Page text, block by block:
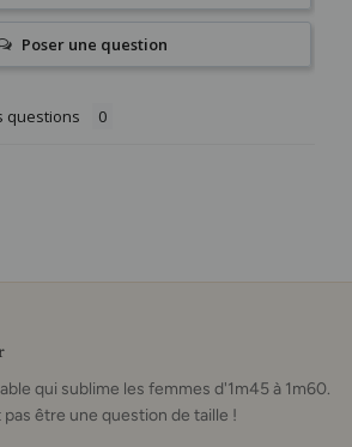
Poser une question
questions
qui sublime les femmes d'1m45 à 1m60.
être une question de taille !